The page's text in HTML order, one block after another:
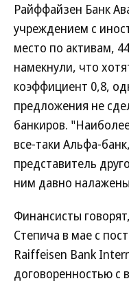
Райффайзен Банк
учреждением с
место по активам,
намекнули, что
коэффициент 0,8,
предложения не
банкиров.
все-таки Альфа-
представитель
ним давно
Финансисты
Степича в мае с
Raiffeisen Bank
договоренностью с